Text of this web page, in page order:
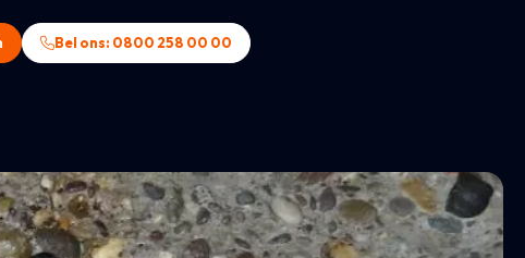
Bel ons: 0800 258 00 00